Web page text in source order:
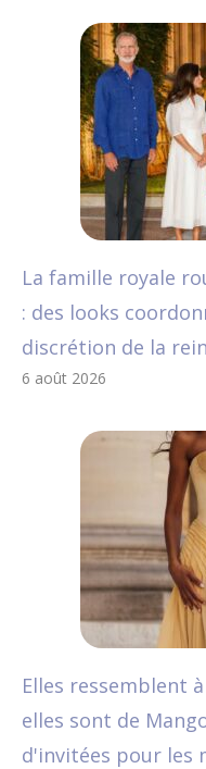
La famille royale
: des looks
discrétion de la
6 août 2026
Elles ressemblent
elles sont de
d'invitées pour les